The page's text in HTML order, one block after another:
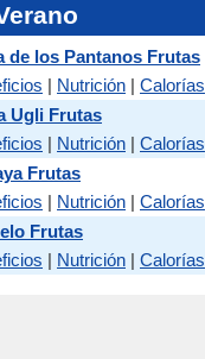
de los Pantanos Frutas
| Nutrición | Calorías
Ugli Frutas
| Nutrición | Calorías
Frutas
| Nutrición | Calorías
Frutas
| Nutrición | Calorías